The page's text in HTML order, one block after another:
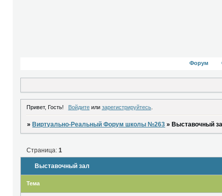
Форум
Привет, Гость! Войдитеили зарегистрируйтесь.
» Виртуально-Реальный Форум школы №263 » Выставочный
Выставочный зал
Страница:1
Тема